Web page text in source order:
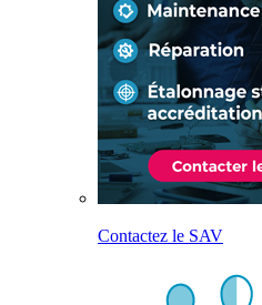
Contactez le SAV